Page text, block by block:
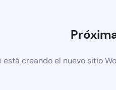
está creando el nuevo sitio